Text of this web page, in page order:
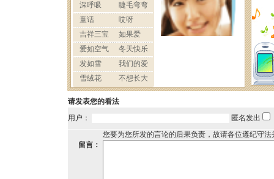
请发表您的看法
用户：
匿名发出
您要为您所发的言论的后果负责，故请各位遵纪守
留言：